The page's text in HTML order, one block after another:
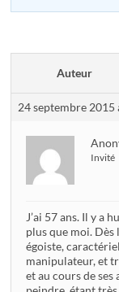
Auteur
24 septembre 2015
Invité
J’ai 57 ans. Il y a
plus que moi. Dès
égoiste,
manipulateur, et
et au cours de ses